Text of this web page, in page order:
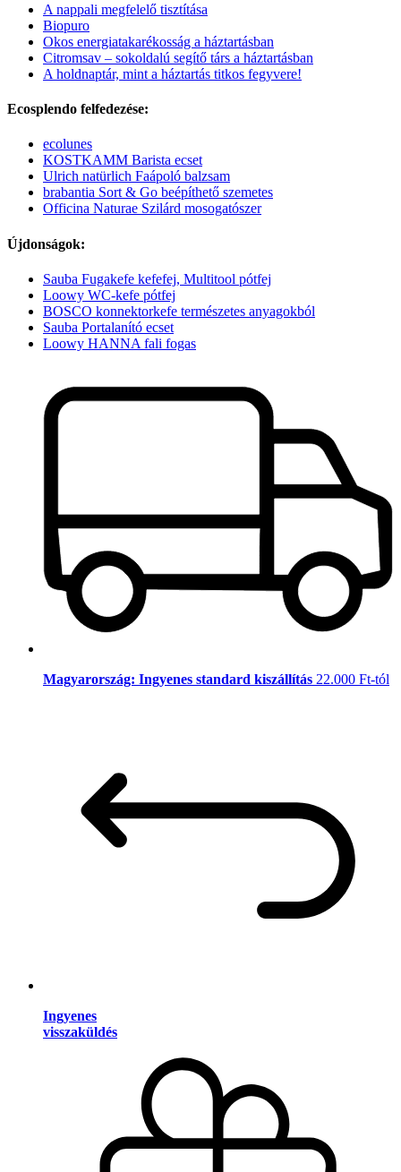
A nappali megfelelő tisztítása
Biopuro
Okos energiatakarékosság a háztartásban
Citromsav – sokoldalú segítő társ a háztartásban
A holdnaptár, mint a háztartás titkos fegyvere!
Ecosplendo felfedezése:
ecolunes
KOSTKAMM Barista ecset
Ulrich natürlich Faápoló balzsam
brabantia Sort & Go beépíthető szemetes
Officina Naturae Szilárd mosogatószer
Újdonságok:
Sauba Fugakefe kefefej, Multitool pótfej
Loowy WC-kefe pótfej
BOSCO konnektorkefe természetes anyagokból
Sauba Portalanító ecset
Loowy HANNA fali fogas
Magyarország: Ingyenes standard kiszállítás 22.000 Ft-tól
Ingyenes
visszaküldés